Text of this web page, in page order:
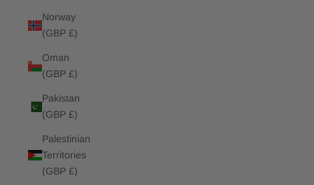
Norway
(GBP £)
Oman
(GBP £)
Pakistan
(GBP £)
Palestinian
Territories
(GBP £)